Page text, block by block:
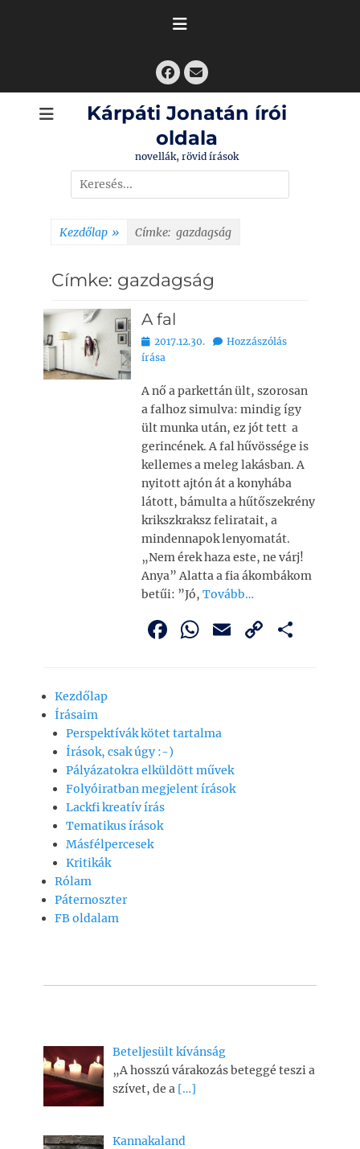
Facebook
Email
Kárpáti Jonatán írói
oldala
novellák, rövid írások
Search
for:
Kezdőlap » Címke: gazdagság
Címke: gazdagság
A fal
Bejegyezve
2017.12.30.
Hozzászólás
írása
A nő a parkettán ült, szorosan
a falhoz simulva: mindig így
ült munka után, ez jót tett a
gerincének. A fal hűvössége is
kellemes a meleg lakásban. A
nyitott ajtón át a konyhába
látott, bámulta a hűtőszekrény
krikszkraksz feliratait, a
mindennapok lenyomatát.
„Nem érek haza este, ne várj!
Anya” Alatta a fia ákombákom
betűi: ”Jó,Tovább…
F
b
o
o
W
A
p
p
E
C
Kezdőlap
Írásaim
Perspektívák kötet tartalma
Írások, csak úgy :-)
Pályázatokra elküldött művek
Folyóiratban megjelent írások
Lackfi kreatív írás
Tematikus írások
Másfélpercesek
Kritikák
Rólam
Páternoszter
FB oldalam
Beteljesült kívánság
„A hosszú várakozás beteggé teszi a
szívet, de a […]
Kannakaland